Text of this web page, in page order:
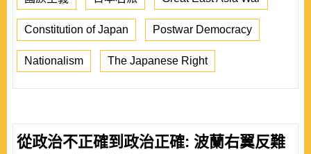
Constitution of Japan Postwar Democracy
Nationalism The Japanese Right
從政治不正確到政治正確: 波蘭右翼反難